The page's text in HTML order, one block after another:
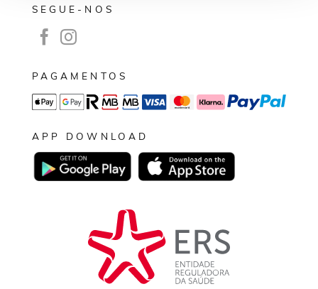
SEGUE-NOS
PAGAMENTOS
APP DOWNLOAD